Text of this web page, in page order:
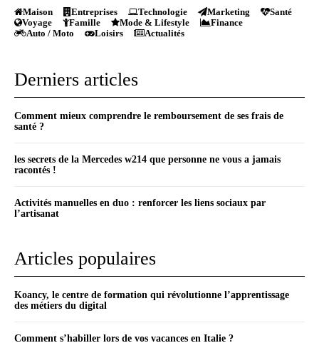
Maison Entreprises Technologie Marketing
Santé
Voyage
Famille Mode & Lifestyle
Finance
Auto / Moto
Loisirs Actualités
Derniers articles
Comment mieux comprendre le remboursement de ses frais de
santé ?
les secrets de la Mercedes w214 que personne ne vous a jamais
racontés !
Activités manuelles en duo : renforcer les liens sociaux par
l’artisanat
Articles populaires
Koancy, le centre de formation qui révolutionne l’apprentissage
des métiers du digital
Comment s’habiller lors de vos vacances en Italie ?